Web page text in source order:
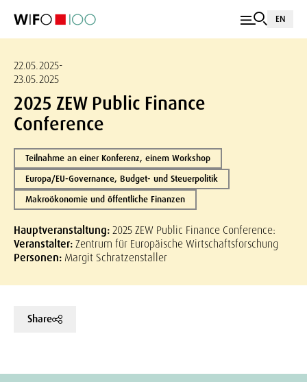
EN
22.05.2025-
23.05.2025
2025 ZEW Public Finance
Conference
Teilnahme an einer Konferenz, einem Workshop
Europa/EU-Governance, Budget- und Steuerpolitik
Makroökonomie und öffentliche Finanzen
Hauptveranstaltung:2025 ZEW Public Finance Conference:
Veranstalter:Zentrum für Europäische Wirtschaftsforschung
Personen: Margit Schratzenstaller
Share